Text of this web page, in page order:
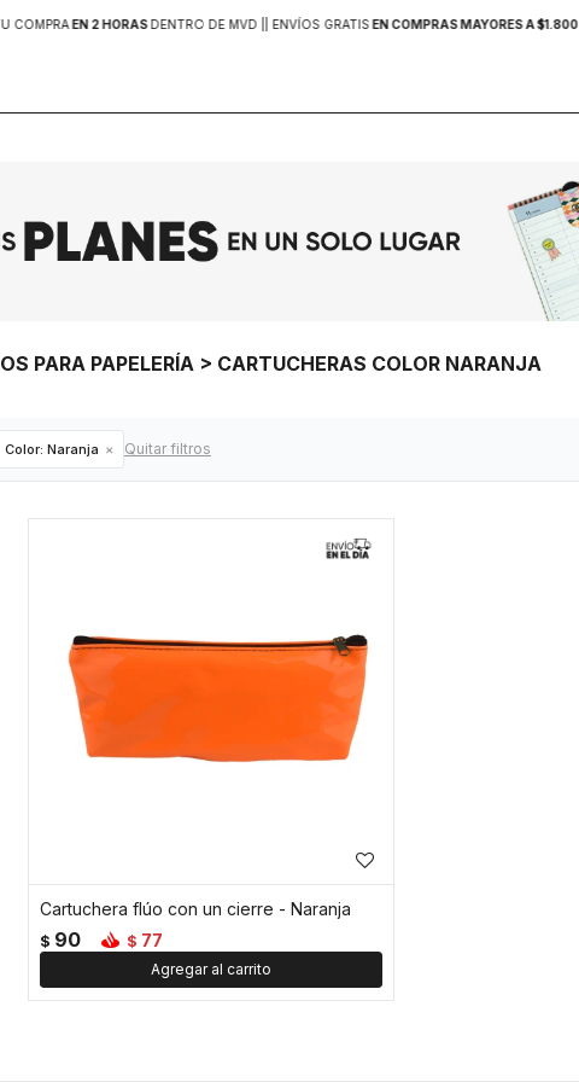
COMPRAEN 2 HORASDENTRO DE MVD | | ENVÍOS GRATISEN COMPRAS MAYORES A $1.800
PARA PAPELERÍA > CARTUCHERAS COLOR NARANJA
Color: Naranja Quitar filtros
Cartuchera flúo con un cierre - Naranja
$ 90 $ 77